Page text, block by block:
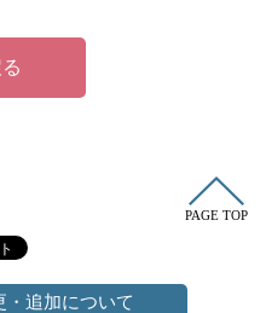
PAGE TOP
・追加について